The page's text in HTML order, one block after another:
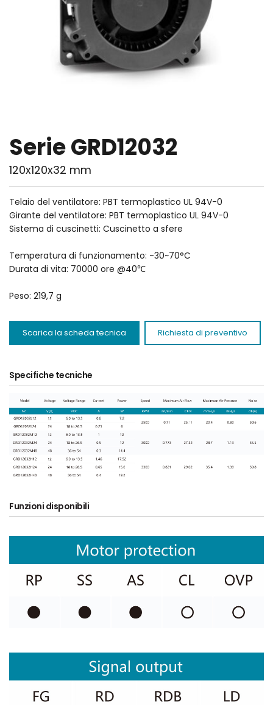
Serie GRD12032
120x120x32 mm
Telaio del ventilatore: PBT termoplastico UL 94V-0
Girante del ventilatore: PBT termoplastico UL 94V-0
Sistema di cuscinetti: Cuscinetto a sfere
Temperatura di funzionamento: -30~70°C
Durata di vita: 70000 ore @40℃
Peso: 219,7 g
Scarica la scheda tecnica Richiesta di preventivo
Specifiche tecniche
Funzioni disponibili